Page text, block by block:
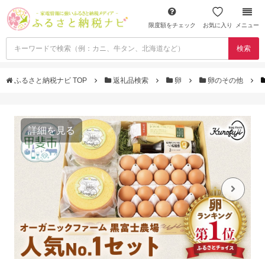
限度額をチェック お気に入り メニュー
検索
ふるさと納税ナビ TOP 返礼品検索 卵 卵のその他
詳細を見る